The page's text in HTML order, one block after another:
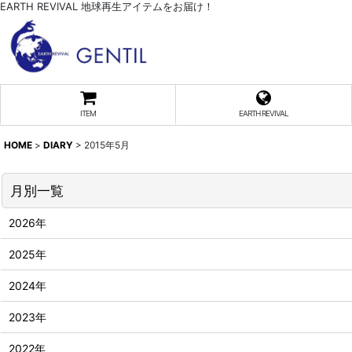
EARTH REVIVAL 地球再生アイテムをお届け！
ITEM EARTH REVIVAL
HOME > DIARY > 2015年5月
月別一覧
2026年
2025年
2024年
2023年
2022年